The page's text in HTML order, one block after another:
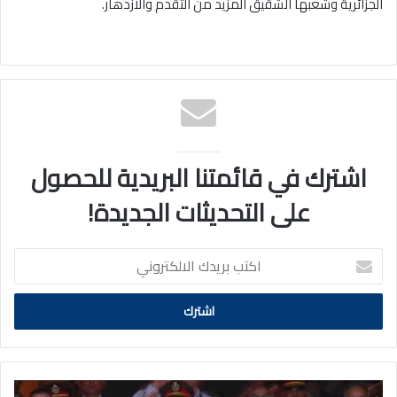
اشترك في قائمتنا البريدية للحصول
على التحديثات الجديدة!
اكتب
بريدك
الالكتروني
الرئيس